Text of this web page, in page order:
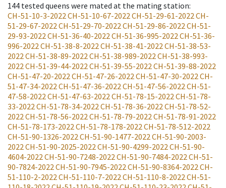
144 tested queens were mated at the mating station:
CH-51-10-3-2022CH-51-10-67-2022CH-51-29-61-2022CH-
51-29-67-2022CH-51-29-70-2022CH-51-29-86-2022CH-51-
29-93-2022CH-51-36-40-2022CH-51-36-995-2022CH-51-36-
996-2022CH-51-38-8-2022CH-51-38-41-2022CH-51-38-53-
2022CH-51-38-89-2022CH-51-38-989-2022CH-51-38-993-
2022CH-51-39-44-2022CH-51-39-55-2022CH-51-39-88-2022
CH-51-47-20-2022CH-51-47-26-2022CH-51-47-30-2022CH-
51-47-34-2022CH-51-47-36-2022CH-51-47-56-2022CH-51-
47-58-2022CH-51-47-63-2022CH-51-78-15-2022CH-51-78-
33-2022CH-51-78-34-2022CH-51-78-36-2022CH-51-78-52-
2022CH-51-78-56-2022CH-51-78-79-2022CH-51-78-91-2022
CH-51-78-173-2022CH-51-78-178-2022CH-51-78-512-2022
CH-51-90-1326-2022CH-51-90-1477-2022CH-51-90-2003-
2022CH-51-90-2025-2022CH-51-90-4299-2022CH-51-90-
4604-2022CH-51-90-7248-2022CH-51-90-7484-2022CH-51-
90-7824-2022CH-51-90-7945-2022CH-51-90-8364-2022CH-
51-110-2-2022CH-51-110-7-2022CH-51-110-8-2022CH-51-